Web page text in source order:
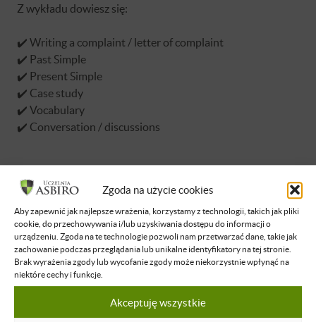
Zgoda na użycie cookies
Aby zapewnić jak najlepsze wrażenia, korzystamy z technologii, takich jak pliki
cookie, do przechowywania i/lub uzyskiwania dostępu do informacji o
urządzeniu. Zgoda na te technologie pozwoli nam przetwarzać dane, takie jak
zachowanie podczas przeglądania lub unikalne identyfikatory na tej stronie.
Brak wyrażenia zgody lub wycofanie zgody może niekorzystnie wpłynąć na
niektóre cechy i funkcje.
Akceptuję wszystkie
Z wykładu dowiesz się:
✔️ Writing a complaint / letter of complaint
✔️ Past Simple
✔️ Present Simple
✔️ Case study
✔️ Vocabulary
✔️ Conversation / discussions
Brak dostępu
Nie masz dostępu do tej podstrony.
Zaloguj się